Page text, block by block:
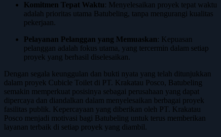
Komitmen Tepat Waktu: Menyelesaikan proyek tepat waktu
adalah prioritas utama Batubeling, tanpa mengurangi kualitas
pekerjaan.
Pelayanan Pelanggan yang Memuaskan: Kepuasan
pelanggan adalah fokus utama, yang tercermin dalam setiap
proyek yang berhasil diselesaikan.
Dengan segala keunggulan dan bukti nyata yang telah ditunjukkan
dalam proyek Cubicle Toilet di PT. Krakatau Posco, Batubeling
semakin memperkuat posisinya sebagai perusahaan yang dapat
dipercaya dan diandalkan dalam menyelesaikan berbagai proyek
fasilitas publik. Kepercayaan yang diberikan oleh PT. Krakatau
Posco menjadi motivasi bagi Batubeling untuk terus memberikan
layanan terbaik di setiap proyek yang diambil.